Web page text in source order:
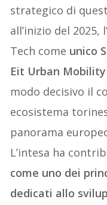
strategico di
all’inizio del 2025,
Tech come unico
Eit Urban
modo decisivo il
ecosistema
panorama
L’intesa ha
come uno dei
dedicati allo